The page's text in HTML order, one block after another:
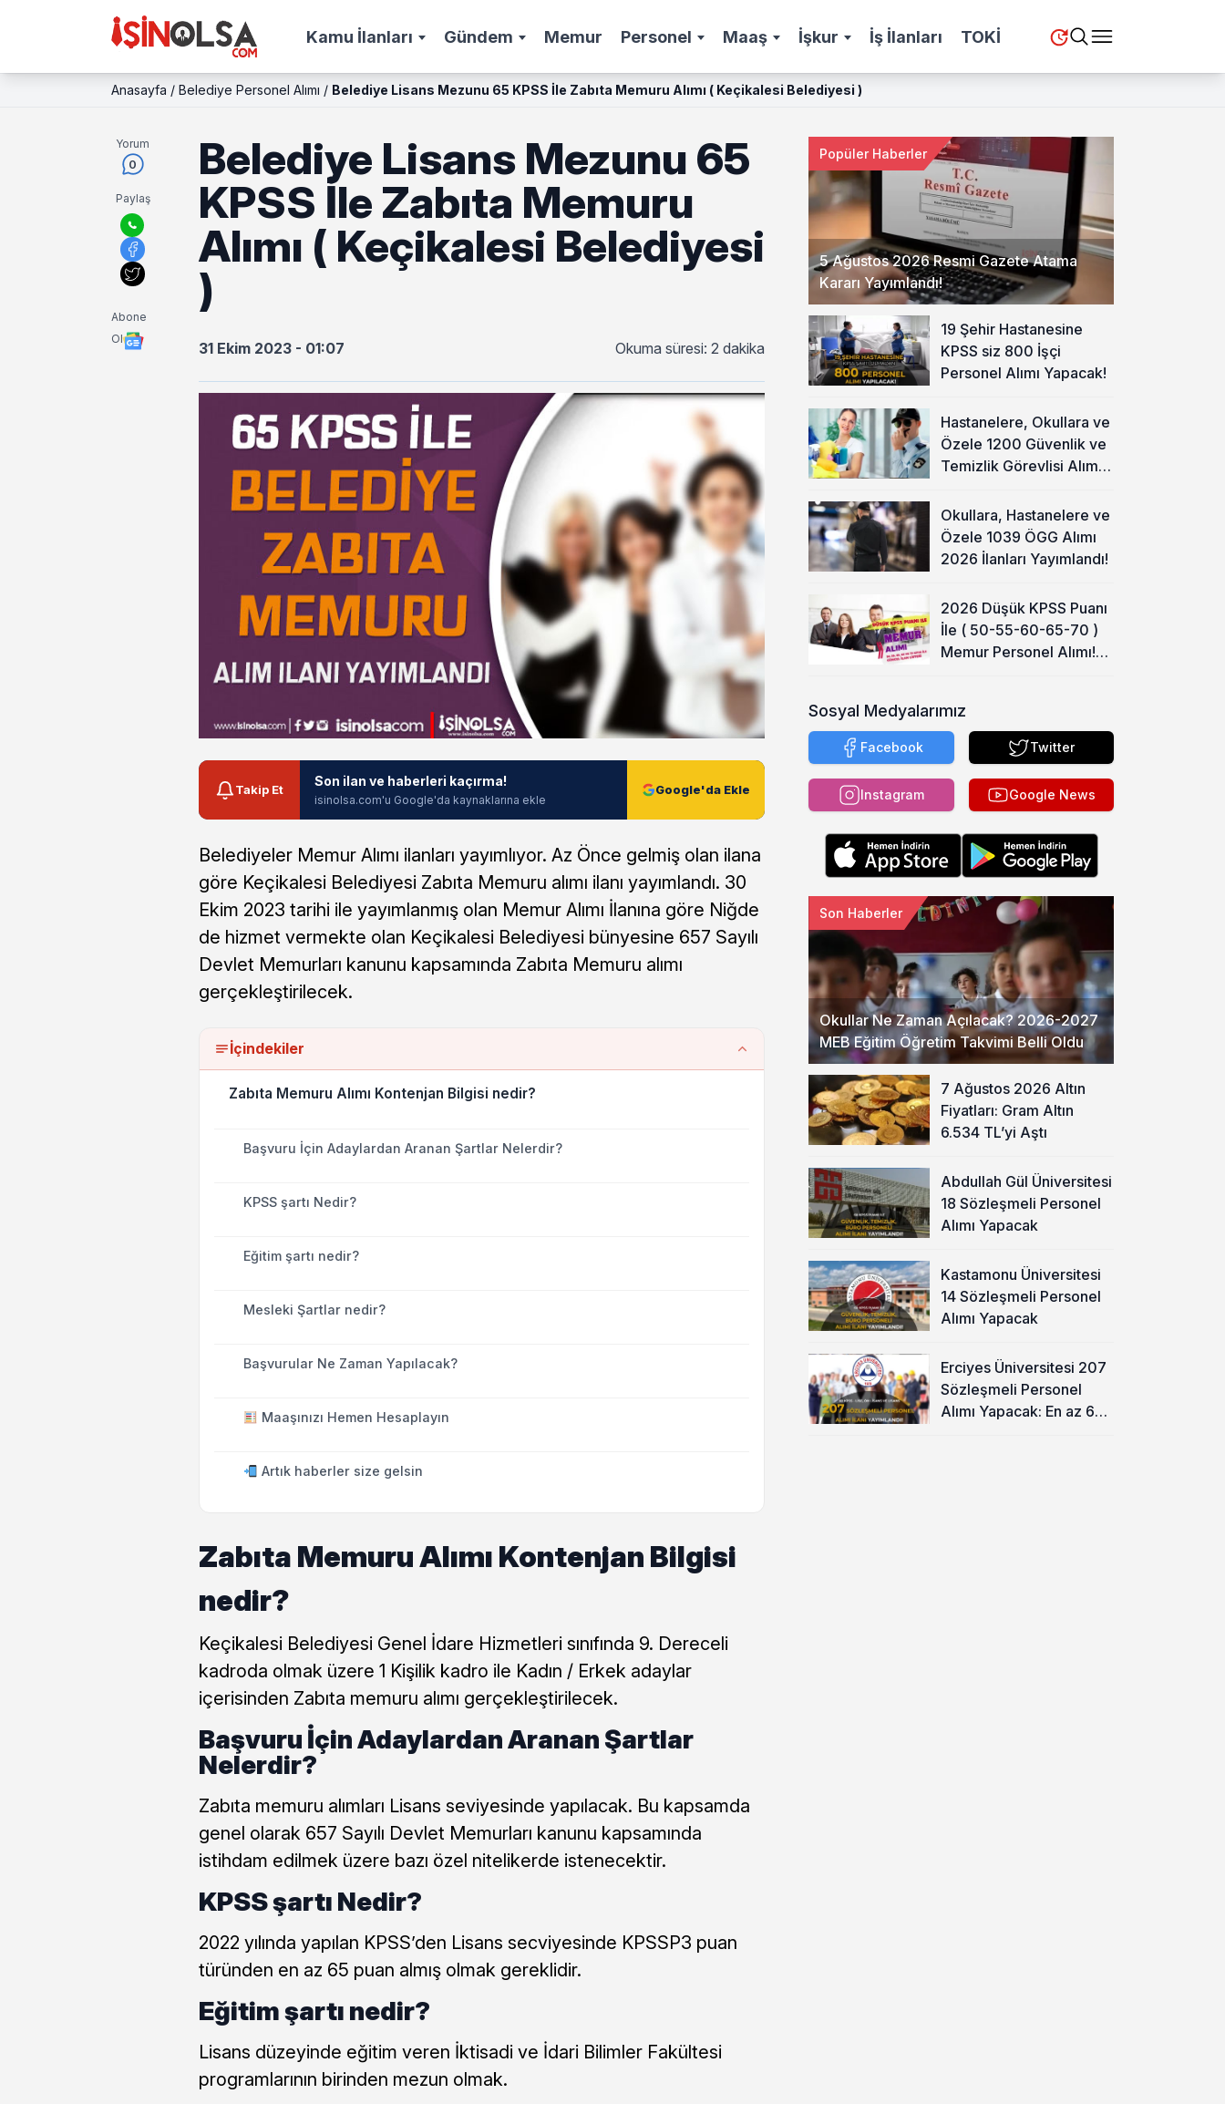
Kamu İlanları Gündem Memur Personel Maaş İşkur İş İlanları TOKİ
Anasayfa / Belediye Personel Alımı / Belediye Lisans Mezunu 65 KPSS İle Zabıta Memuru Alımı ( Keçikalesi Belediyesi )
Yorum
0
Paylaş
Abone
Ol
Belediye Lisans Mezunu 65
KPSS İle Zabıta Memuru
Alımı ( Keçikalesi Belediyesi
)
31 Ekim 2023 - 01:07 Okuma süresi: 2 dakika
Takip Et
Son ilan ve haberleri kaçırma!
isinolsa.com'u Google'da kaynaklarına ekle
Google'da Ekle
Belediyeler Memur Alımı ilanları yayımlıyor. Az Önce gelmiş olan ilana
göre Keçikalesi Belediyesi Zabıta Memuru alımı ilanı yayımlandı. 30
Ekim 2023 tarihi ile yayımlanmış olan Memur Alımı İlanına göre Niğde
de hizmet vermekte olan Keçikalesi Belediyesi bünyesine 657 Sayılı
Devlet Memurları kanunu kapsamında Zabıta Memuru alımı
gerçekleştirilecek.
İçindekiler
Zabıta Memuru Alımı Kontenjan Bilgisi nedir?
Başvuru İçin Adaylardan Aranan Şartlar Nelerdir?
KPSS şartı Nedir?
Eğitim şartı nedir?
Mesleki Şartlar nedir?
Başvurular Ne Zaman Yapılacak?
Maaşınızı Hemen Hesaplayın
Artık haberler size gelsin
Zabıta Memuru Alımı Kontenjan Bilgisi
nedir?
Keçikalesi Belediyesi Genel İdare Hizmetleri sınıfında 9. Dereceli
kadroda olmak üzere 1 Kişilik kadro ile Kadın / Erkek adaylar
içerisinden Zabıta memuru alımı gerçekleştirilecek.
Başvuru İçin Adaylardan Aranan Şartlar
Nelerdir?
Zabıta memuru alımları Lisans seviyesinde yapılacak. Bu kapsamda
genel olarak 657 Sayılı Devlet Memurları kanunu kapsamında
istihdam edilmek üzere bazı özel nitelikerde istenecektir.
KPSS şartı Nedir?
2022 yılında yapılan KPSS’den Lisans secviyesinde KPSSP3 puan
türünden en az 65 puan almış olmak gereklidir.
Eğitim şartı nedir?
Lisans düzeyinde eğitim veren İktisadi ve İdari Bilimler Fakültesi
programlarının birinden mezun olmak.
5 Ağustos 2026 Resmi Gazete Atama
Kararı Yayımlandı!
Popüler Haberler
19 Şehir Hastanesine
KPSS siz 800 İşçi
Personel Alımı Yapacak!
Hastanelere, Okullara ve
Özele 1200 Güvenlik ve
Temizlik Görevlisi Alımı
Okullara, Hastanelere ve
Özele 1039 ÖGG Alımı
2026 İlanları Yayımlandı!
2026 Düşük KPSS Puanı
İle ( 50-55-60-65-70 )
Memur Personel Alımı!
Sosyal Medyalarımız
Facebook Twitter
Instagram Google News
Okullar Ne Zaman Açılacak? 2026-2027
MEB Eğitim Öğretim Takvimi Belli Oldu
Son Haberler
7 Ağustos 2026 Altın
Fiyatları: Gram Altın
6.534 TL’yi Aştı
Abdullah Gül Üniversitesi
18 Sözleşmeli Personel
Alımı Yapacak
Kastamonu Üniversitesi
14 Sözleşmeli Personel
Alımı Yapacak
Erciyes Üniversitesi 207
Sözleşmeli Personel
Alımı Yapacak: En az 60